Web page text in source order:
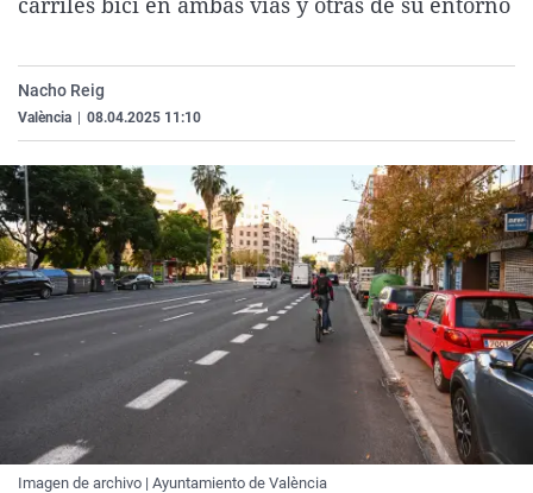
La rosa de los vientos
Gente viajera
Caso
Retornados
Operación Viuda
Extremadura
Galicia
Navarra
País Vasco
Virales
Televisión
Nacho Reig
València 08.04.2025 11:10
Imagen de archivo | Ayuntamiento de València